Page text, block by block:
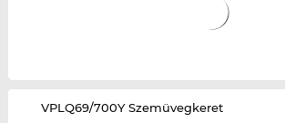
‌VPLQ69/700Y Szemüvegkeret